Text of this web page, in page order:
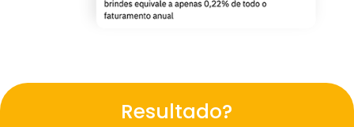
Resultado?